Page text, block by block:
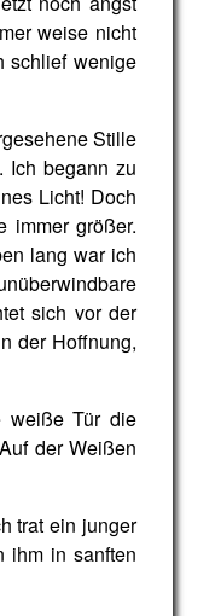
weise nicht
schlief wenige
Stille
Ich begann zu
Licht! Doch
immer größer.
lang war ich
sich vor der
der Hoffnung,
weiße Tür die
der Weißen
trat ein junger
ihm in sanften